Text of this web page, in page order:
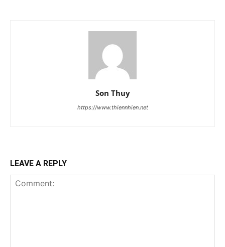
Son Thuy
https://www.thiennhien.net
LEAVE A REPLY